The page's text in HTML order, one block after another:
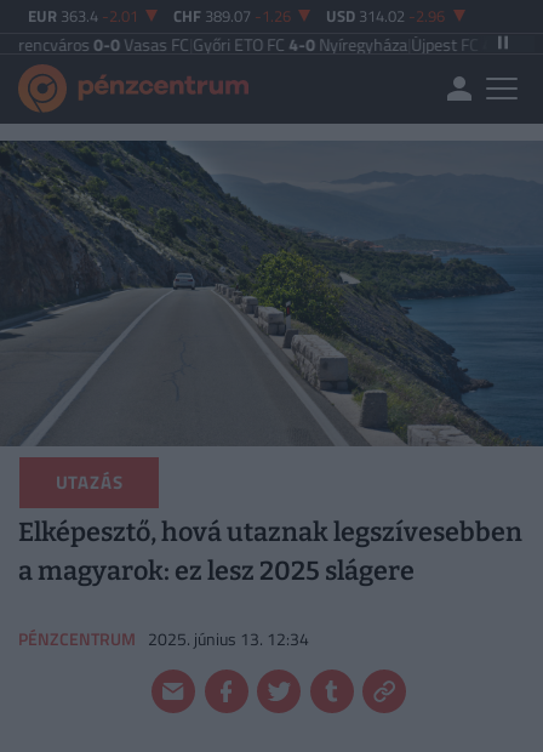
EUR 363.4 -2.01 CHF 389.07 -1.26 USD 314.02 -2.96
0-0Vasas FC|Győri ETO FC4-0 Nyíregyháza|Újpest FC4-2Debreceni VSC
UTAZÁS
Elképesztő, hová utaznak legszívesebben
a magyarok: ez lesz 2025 slágere
PÉNZCENTRUM 2025. június 13. 12:34